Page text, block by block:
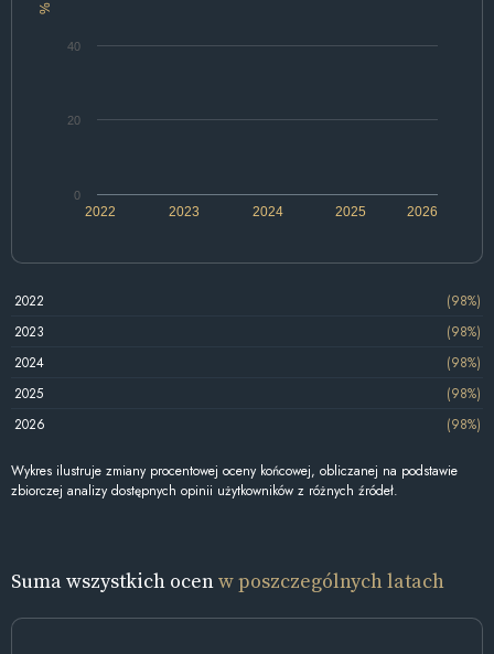
%
2022 2024 2026
2023 2025
0
20
40
2022
(98%)
2023
(98%)
2024
(98%)
2025
(98%)
2026
(98%)
Wykres ilustruje zmiany procentowej oceny końcowej, obliczanej na podstawie
zbiorczej analizy dostępnych opinii użytkowników z różnych źródeł.
Suma wszystkich ocenw poszczególnych latach